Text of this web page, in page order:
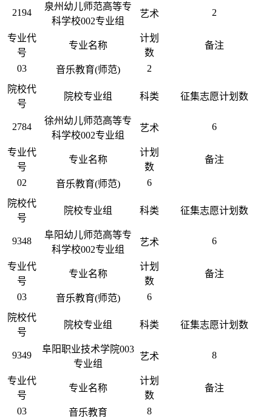
2194
泉州幼儿师范高等专
科学校002专业组
艺术 2
专业代
号
专业名称
计划
数
备注
03 音乐教育(师范)
2
院校代
号
院校专业组 科类 征集志愿计划数
2784
徐州幼儿师范高等专
科学校002专业组
艺术 6
专业代
号
专业名称
计划
数
备注
02 音乐教育(师范)
6
院校代
号
院校专业组 科类 征集志愿计划数
9348
阜阳幼儿师范高等专
科学校002专业组
艺术 6
专业代
号
专业名称
计划
数
备注
03 音乐教育(师范)
6
院校代
号
院校专业组 科类 征集志愿计划数
9349
阜阳职业技术学院003
专业组
艺术 8
专业代
号
专业名称
计划
数
备注
03 音乐教育
8